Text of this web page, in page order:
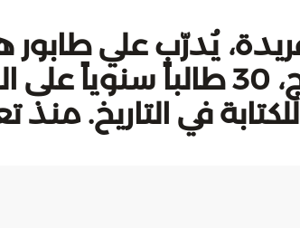
يُدرّب علي طابور
مدرس الاجتماعيات في قضاء البعاج، 30 طالباً
في التاريخ. منذ